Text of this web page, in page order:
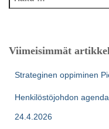
a
:Viimeisimmät
Strateginen oppiminen
Henkilöstöjohdon
24.4.2026